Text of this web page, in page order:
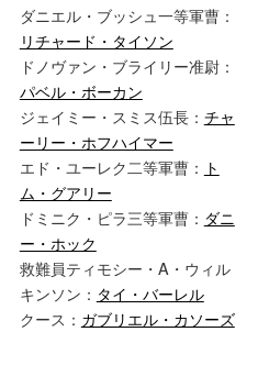
ダニエル・ブッシュ一等軍曹：
リチャード・タイソン
ドノヴァン・ブライリー准尉：
パベル・ボーカン
ジェイミー・スミス伍長： チャ
ーリー・ホフハイマー
エド・ユーレク二等軍曹： ト
ム・グアリー
ドミニク・ピラ三等軍曹： ダニ
ー・ホック
救難員ティモシー・A・ウィル
キンソン： タイ・バーレル
クース： ガブリエル・カソーズ